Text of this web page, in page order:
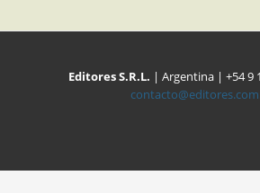
Editores S.R.L. | Argentina | +54 9